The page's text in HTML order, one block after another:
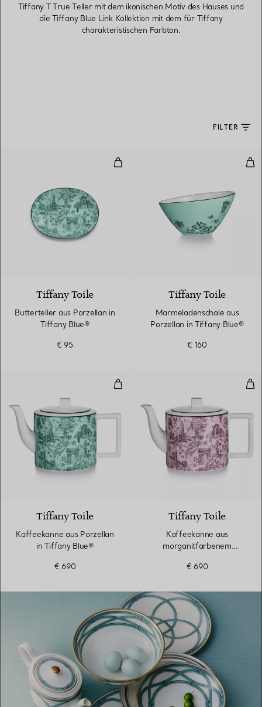
Tiffany T True Teller mit dem ikonischen Motiv des Hauses und
die Tiffany Blue Link Kollektion mit dem für Tiffany
charakteristischen Farbton.
FILTER
Butterteller aus Porzellan in
Tiffany Toile
Butterteller aus Porzellan in
Tiffany Blue®
€ 95
Tiffany Toile
Marmeladenschale aus
Porzellan in Tiffany Blue®
€ 160
Kaffeekanne aus Porzellan in
Tiffany Toile
Kaffeekanne aus Porzellan
in Tiffany Blue®
€ 690
Tiffany Toile
Kaffeekanne aus
morganitfarbenem
€ 690